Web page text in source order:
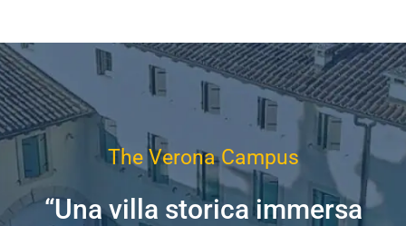
The Verona Campus
“Una villa storica immersa